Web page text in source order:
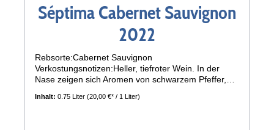
Séptima Cabernet Sauvignon
2022
Rebsorte:Cabernet Sauvignon
Verkostungsnotizen:Heller, tiefroter Wein. In der
Nase zeigen sich Aromen von schwarzem Pfeffer,
mit Aromen von Zimt und Röstaromen.Am Gaumen
Inhalt: 0.75 Liter (20,00 €* / 1 Liter)